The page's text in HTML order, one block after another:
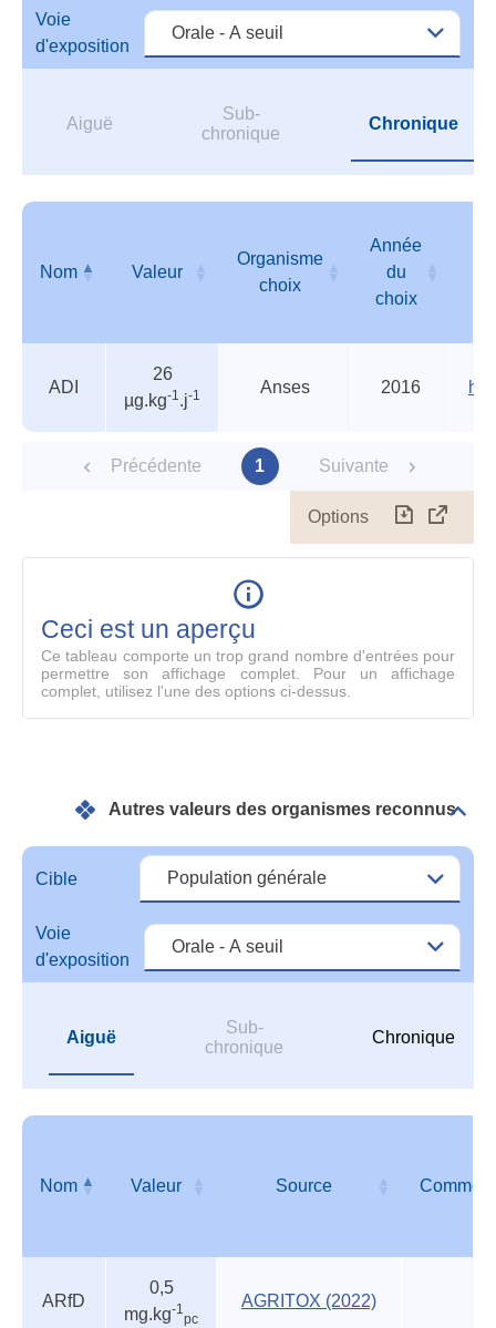
Voie
d'exposition
Aiguë
Sub-
chronique
Chronique
et/ou
Nom Valeur
Organisme
choix
Année
du
choix
choix
du
ADI
26
µg.kg-1.j-1 Anses 2016
Précédente 1 Suivante
Options
le
Ceci est un aperçu
Ce tableau comporte un trop grand nombre d'entrées pour
permettre son affichage complet. Pour un affichage
complet, utilisez l'une des options ci-dessus.
Autres valeurs des organismes reconnus
Cible
Voie
d'exposition
Aiguë
Sub-
chronique
Chronique
valeurs
Nom Valeur Source
ARfD
0,5
mg.kg-1
pc
AGRITOX (2022)